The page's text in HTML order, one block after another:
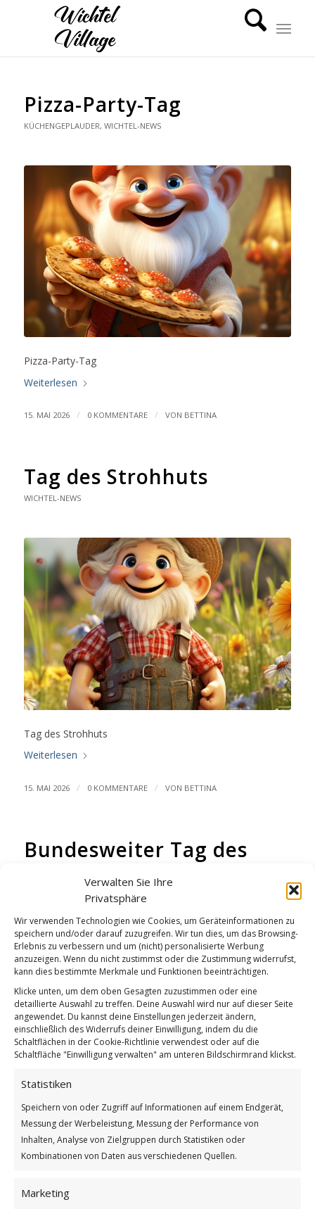
Verwalten Sie Ihre
Privatsphäre
Wir verwenden Technologien wie Cookies, um Geräteinformationen zu
speichern und/oder darauf zuzugreifen. Wir tun dies, um das Browsing-
Erlebnis zu verbessern und um (nicht) personalisierte Werbung
anzuzeigen. Wenn du nicht zustimmst oder die Zustimmung widerrufst,
kann dies bestimmte Merkmale und Funktionen beeinträchtigen.
Klicke unten, um dem oben Gesagten zuzustimmen oder eine
detaillierte Auswahl zu treffen. Deine Auswahl wird nur auf dieser Seite
angewendet. Du kannst deine Einstellungen jederzeit ändern,
einschließlich des Widerrufs deiner Einwilligung, indem du die
Schaltflächen in der Cookie-Richtlinie verwendest oder auf die
Schaltfläche "Einwilligung verwalten" am unteren Bildschirmrand klickst.
Statistiken
Speichern von oder Zugriff auf Informationen auf einem Endgerät,
Messung der Werbeleistung, Messung der Performance von
Inhalten, Analyse von Zielgruppen durch Statistiken oder
Kombinationen von Daten aus verschiedenen Quellen.
Marketing
Pizza-Party-Tag
KÜCHENGEPLAUDER, WICHTEL-NEWS
Pizza-Party-Tag
Weiterlesen
15. MAI 2026 / 0 KOMMENTARE / VON BETTINA
Tag des Strohhuts
WICHTEL-NEWS
Tag des Strohhuts
Weiterlesen
15. MAI 2026 / 0 KOMMENTARE / VON BETTINA
Bundesweiter Tag des
Fahrradflickzeugs
Bundesweiter Tag des Fahrradflickzeugs
Weiterlesen